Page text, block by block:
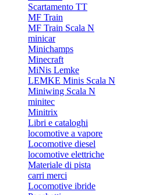
Scartamento TT
MF Train
MF Train Scala N
minicar
Minichamps
Minecraft
MiNis Lemke
LEMKE Minis Scala N
Miniwing Scala N
minitec
Minitrix
Libri e cataloghi
locomotive a vapore
Locomotive diesel
locomotive elettriche
Materiale di pista
carri merci
Locomotive ibride